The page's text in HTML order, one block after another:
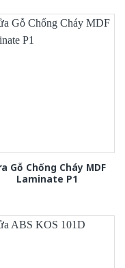
Gỗ Chống Cháy MDF
Laminate P1